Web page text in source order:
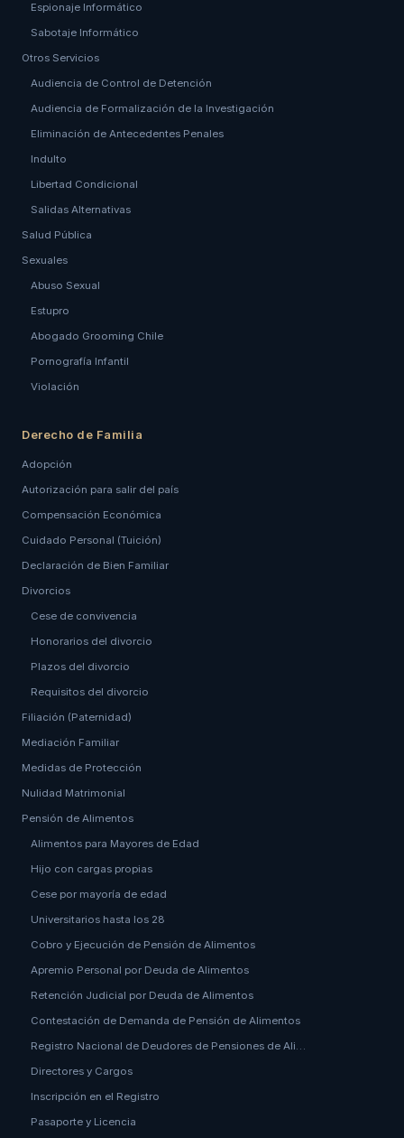
Espionaje Informático
Sabotaje Informático
Otros Servicios
Audiencia de Control de Detención
Audiencia de Formalización de la Investigación
Eliminación de Antecedentes Penales
Indulto
Libertad Condicional
Salidas Alternativas
Salud Pública
Sexuales
Abuso Sexual
Estupro
Abogado Grooming Chile
Pornografía Infantil
Violación
Derecho de Familia
Adopción
Autorización para salir del país
Compensación Económica
Cuidado Personal (Tuición)
Declaración de Bien Familiar
Divorcios
Cese de convivencia
Honorarios del divorcio
Plazos del divorcio
Requisitos del divorcio
Filiación (Paternidad)
Mediación Familiar
Medidas de Protección
Nulidad Matrimonial
Pensión de Alimentos
Alimentos para Mayores de Edad
Hijo con cargas propias
Cese por mayoría de edad
Universitarios hasta los 28
Cobro y Ejecución de Pensión de Alimentos
Apremio Personal por Deuda de Alimentos
Retención Judicial por Deuda de Alimentos
Contestación de Demanda de Pensión de Alimentos
Registro Nacional de Deudores de Pensiones de Ali…
Directores y Cargos
Inscripción en el Registro
Pasaporte y Licencia